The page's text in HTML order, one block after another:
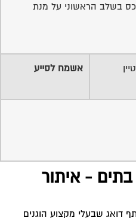
בשלב הראשוני על מנת
אשמח לסייע
- איתור
דואג שבעלי מקצוע הוגנים